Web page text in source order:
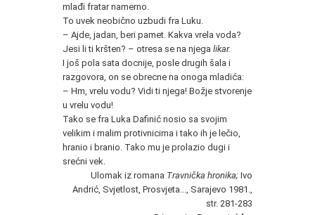
mlađi fratar namerno.
To uvek neobično uzbudi fra Luku.
– Ajde, jadan, beri pamet. Kakva vrela voda?
Jesi li ti kršten? – otresa se na njega likar.
I još pola sata docnije, posle drugih šala i
razgovora, on se obrecne na onoga mladića:
– Hm, vrelu vodu? Vidi ti njega! Božje stvorenje
u vrelu vodu!
Tako se fra Luka Dafinić nosio sa svojim
velikim i malim protivnicima i tako ih je lečio,
hranio i branio. Tako mu je prolazio dugi i
srećni vek.
Ulomak iz romana Travnička hronika; Ivo
Andrić, Svjetlost, Prosvjeta..., Sarajevo 1981.,
str. 281-283